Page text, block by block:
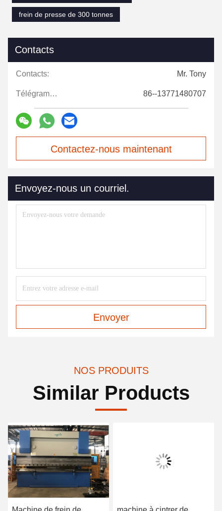
frein de presse de 300 tonnes
Contacts
Contacts: Mr. Tony
Télégramme: 86--13771480707
Contactez-nous maintenant
Envoyez-nous un courriel.
Envoyer
NOS PRODUITS
Similar Products